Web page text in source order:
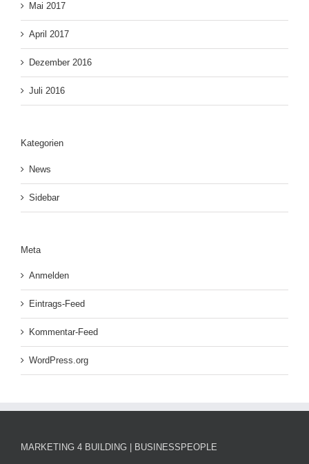
Mai 2017
April 2017
Dezember 2016
Juli 2016
Kategorien
News
Sidebar
Meta
Anmelden
Eintrags-Feed
Kommentar-Feed
WordPress.org
MARKETING 4 BUILDING | BUSINESSPEOPLE